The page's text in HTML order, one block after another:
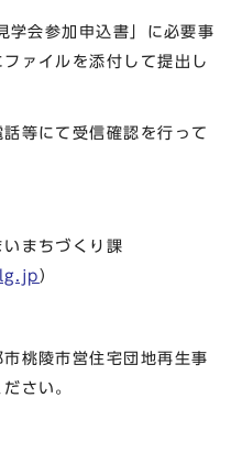
会参加申込書」に必要事
ァイルを添付して提出し
等にて受信確認を行って
まちづくり課
）
桃陵市営住宅団地再生事
さい。